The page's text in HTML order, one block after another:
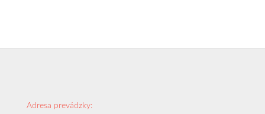
Adresa prevádzky: